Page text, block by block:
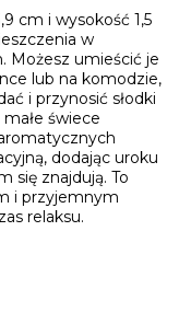
cm i wysokość 1,5
w
Możesz umieścić je
lub na komodzie,
i przynosić słodki
świece
dodając uroku
się znajdują. To
i przyjemnym
relaksu.